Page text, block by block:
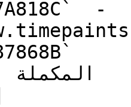
-